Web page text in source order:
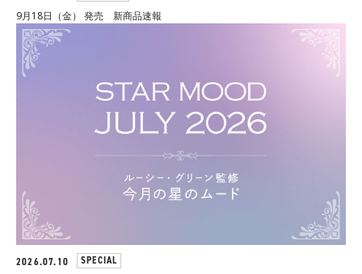
9月18日（金） 発売 新商品速報
2026.07.10 SPECIAL